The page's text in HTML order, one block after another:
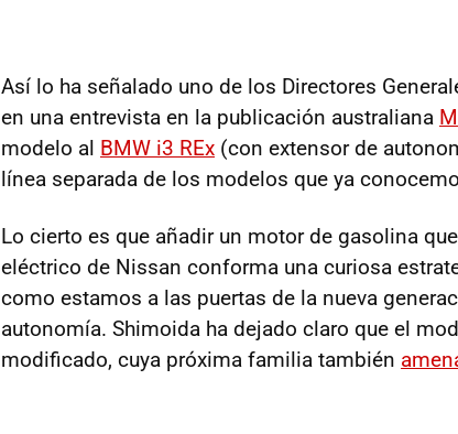
Así lo ha señalado uno de los Directores
en una entrevista en la publicación australiana
modelo al BMW i3 REx (con extensor de
línea separada de los modelos que ya
Lo cierto es que añadir un motor de gasolina
eléctrico de Nissan conforma una curiosa
como estamos a las puertas de la nueva
autonomía. Shimoida ha dejado claro que el
modificado, cuya próxima familia también